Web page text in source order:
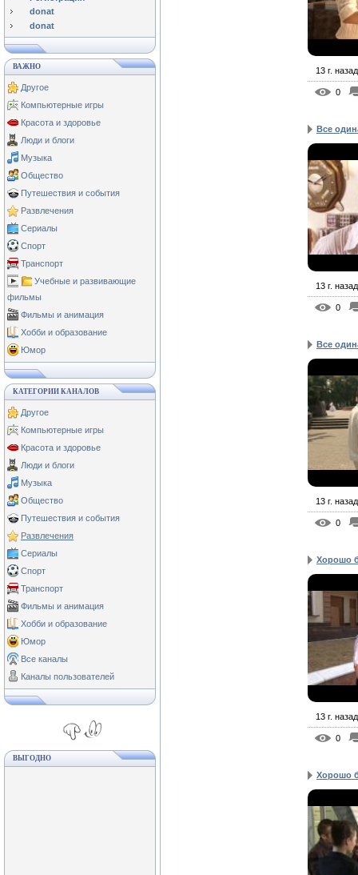
donat
donat
ВАЖНО
Другое
Компьютерные игры
Красота и здоровье
Люди и блоги
Музыка
Общество
Путешествия и события
Развлечения
Сериалы
Спорт
Транспорт
Учебные и развивающие
фильмы
Фильмы и анимация
Хобби и образование
Юмор
КАТЕГОРИИ КАНАЛОВ
Другое
Компьютерные игры
Красота и здоровье
Люди и блоги
Музыка
Общество
Путешествия и события
Развлечения
Сериалы
Спорт
Транспорт
Фильмы и анимация
Хобби и образование
Юмор
Все каналы
Каналы пользователей
ВЫГОДНО
13 г. назад
0
Все
13 г. назад
0
Все
13 г. назад
0
Хорошо
13 г. назад
0
Хорошо